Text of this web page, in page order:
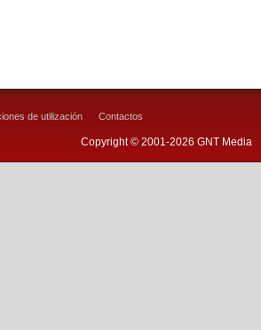
de utilización Contactos
Copyright © 2001-2026 GNT Media